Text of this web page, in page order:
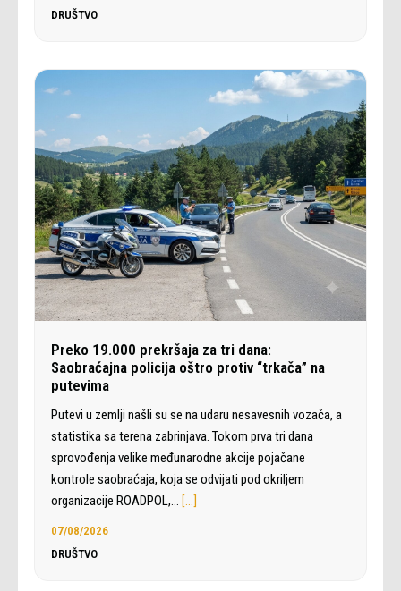
DRUŠTVO
Preko 19.000 prekršaja za tri dana:
Saobraćajna policija oštro protiv “trkača” na
putevima
Putevi u zemlji našli su se na udaru nesavesnih vozača, a
statistika sa terena zabrinjava. Tokom prva tri dana
sprovođenja velike međunarodne akcije pojačane
kontrole saobraćaja, koja se odvijati pod okriljem
organizacije ROADPOL,… […]
07/08/2026
DRUŠTVO